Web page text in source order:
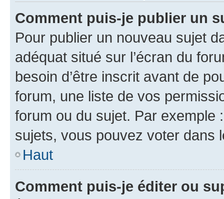
Comment puis-je publier un
Pour publier un nouveau sujet
adéquat situé sur l’écran du
besoin d’être inscrit avant de
forum, une liste de vos
forum ou du sujet. Par exemple
sujets, vous pouvez voter dans
Haut
Comment puis-je éditer ou